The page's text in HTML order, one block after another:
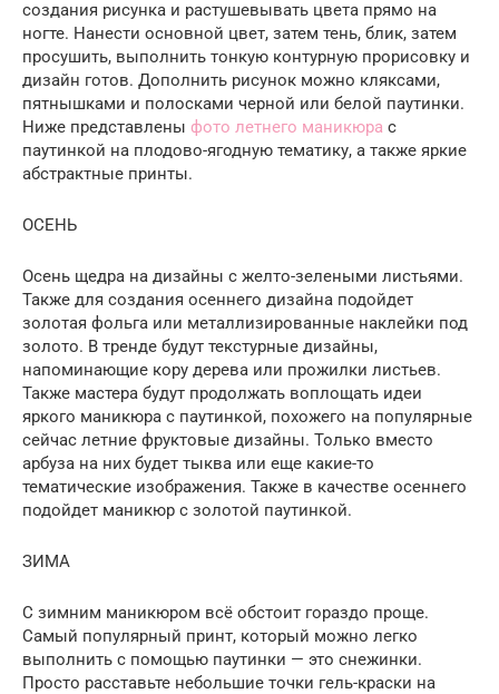
создания рисунка и растушевывать цвета прямо на
ногте. Нанести основной цвет, затем тень, блик, затем
просушить, выполнить тонкую контурную прорисовку и
дизайн готов. Дополнить рисунок можно кляксами,
пятнышками и полосками черной или белой паутинки.
Ниже представлены фото летнего маникюра с
паутинкой на плодово-ягодную тематику, а также яркие
абстрактные принты.
ОСЕНЬ
Осень щедра на дизайны с желто-зелеными листьями.
Также для создания осеннего дизайна подойдет
золотая фольга или металлизированные наклейки под
золото. В тренде будут текстурные дизайны,
напоминающие кору дерева или прожилки листьев.
Также мастера будут продолжать воплощать идеи
яркого маникюра с паутинкой, похожего на популярные
сейчас летние фруктовые дизайны. Только вместо
арбуза на них будет тыква или еще какие-то
тематические изображения. Также в качестве осеннего
подойдет маникюр с золотой паутинкой.
ЗИМА
С зимним маникюром всё обстоит гораздо проще.
Самый популярный принт, который можно легко
выполнить с помощью паутинки — это снежинки.
Просто расставьте небольшие точки гель-краски на